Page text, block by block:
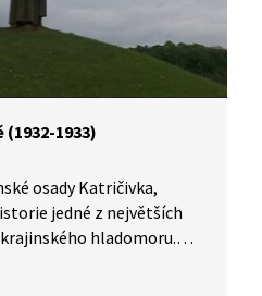
1933)
osady Katričivka,
jedné z největších
hladomoru.